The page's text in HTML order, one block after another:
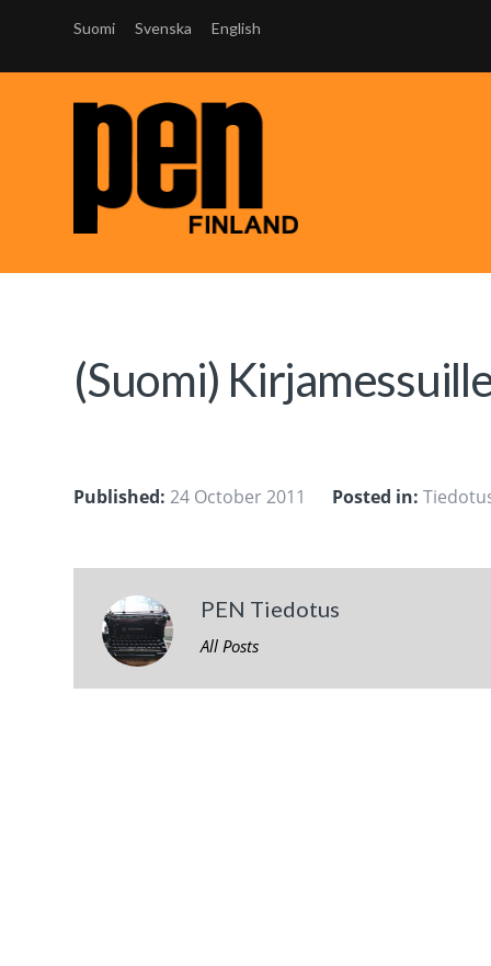
Suomi Svenska English
(Suomi)
Published: 24 October 2011 Posted in:
PEN Tiedotus
All Posts